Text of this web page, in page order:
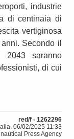
industrie
di centinaia di
vertiginosa
Secondo il
2043 saranno
di cui
red/f - 1262296
06/02/2025 11:33
Press Agency